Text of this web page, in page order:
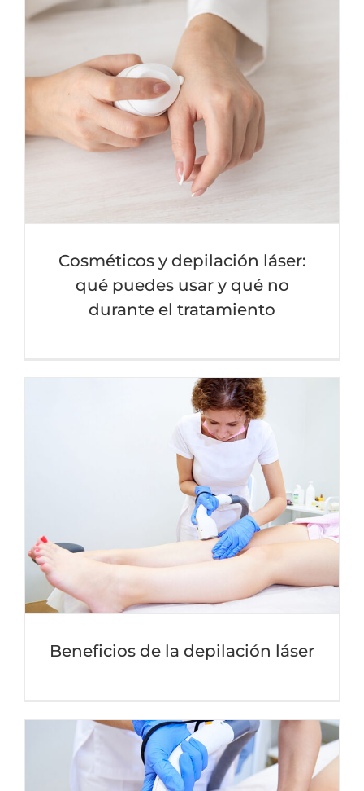
Cosméticos y depilación láser:
qué puedes usar y qué no
durante el tratamiento
Beneficios de la depilación láser